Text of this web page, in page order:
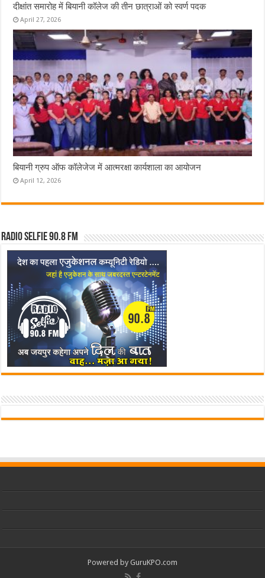
दीक्षांत समारोह में बियानी कॉलेज की तीन छात्राओं को स्वर्ण पदक
April 27, 2026
बियानी ग्रुप ऑफ कॉलेजेज में आत्मरक्षा कार्यशाला का आयोजन
April 12, 2026
Radio Selfie 90.8 FM
Powered by GuruKPO.com